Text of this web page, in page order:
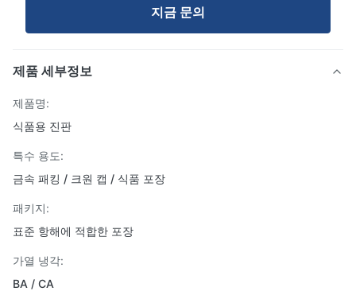
지금 문의
제품 세부정보
제품명:
식품용 진판
특수 용도:
금속 패킹 / 크원 캡 / 식품 포장
패키지:
표준 항해에 적합한 포장
가열 냉각:
BA / CA